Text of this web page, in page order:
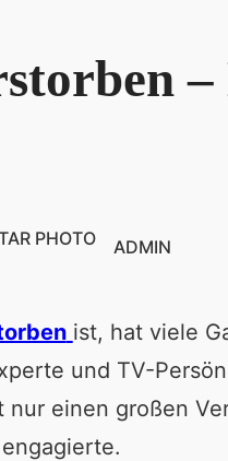
ADMIN
ist, hat viele
und TV-
einen großen